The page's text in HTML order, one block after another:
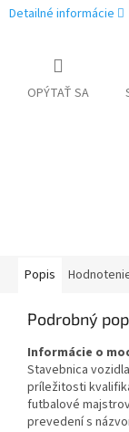
Detailné informácie
OPÝTAŤ SA
Popis
Podrobný
Informácie o
Stavebnica
príležitosti
futbalové
prevedení s